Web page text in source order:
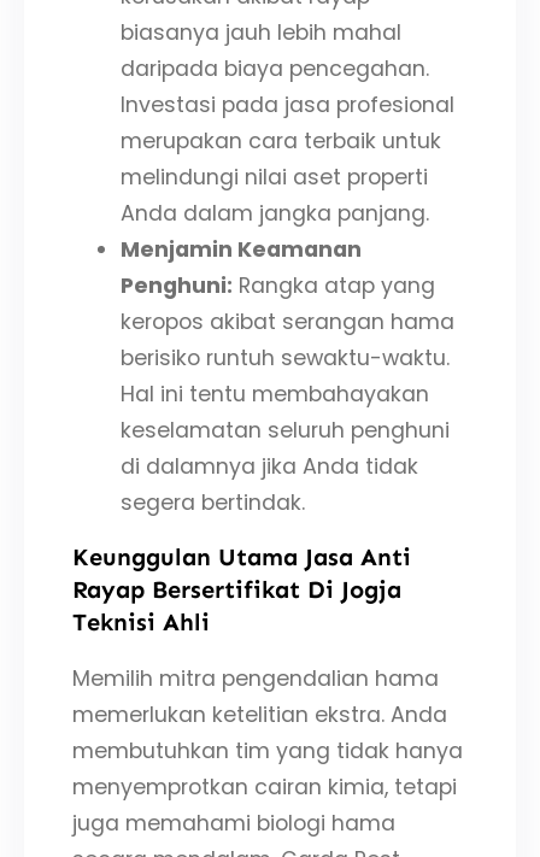
biasanya jauh lebih mahal
daripada biaya pencegahan.
Investasi pada jasa profesional
merupakan cara terbaik untuk
melindungi nilai aset properti
Anda dalam jangka panjang.
Menjamin Keamanan
Penghuni: Rangka atap yang
keropos akibat serangan hama
berisiko runtuh sewaktu-waktu.
Hal ini tentu membahayakan
keselamatan seluruh penghuni
di dalamnya jika Anda tidak
segera bertindak.
Keunggulan Utama Jasa Anti
Rayap Bersertifikat Di Jogja
Teknisi Ahli
Memilih mitra pengendalian hama
memerlukan ketelitian ekstra. Anda
membutuhkan tim yang tidak hanya
menyemprotkan cairan kimia, tetapi
juga memahami biologi hama